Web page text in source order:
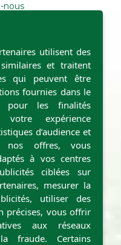
nous
casiers
utilisent des
et traitent
qui peuvent être
fournies dans le
pour les finalités
expérience
d’audience et
nos offres, vous
à vos centres
ciblées sur
mesurer la
utiliser des
précises, vous offrir
aux réseaux
fraude. Certains